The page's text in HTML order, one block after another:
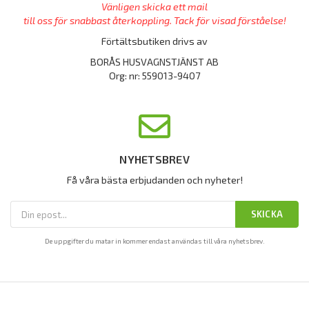
Vänligen skicka ett mail
till oss för snabbast återkoppling. Tack för visad förståelse!
Förtältsbutiken drivs av
BORÅS HUSVAGNSTJÄNST AB
Org: nr: 559013-9407
NYHETSBREV
Få våra bästa erbjudanden och nyheter!
SKICKA
De uppgifter du matar in kommer endast användas till våra nyhetsbrev.